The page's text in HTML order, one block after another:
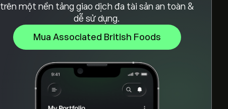
trên một nền tảng giao dịch đa tài sản an toàn &
dễ sử dụng.
Mua Associated British Foods